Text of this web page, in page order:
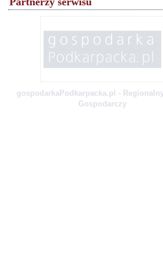
gospodarkaPodkarpacka.pl -
Gospodarczy